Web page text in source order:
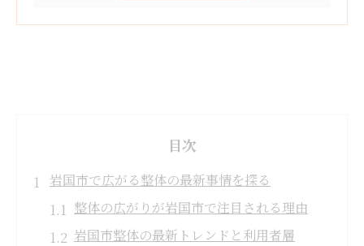
目次
岩国市で広がる整体の最新事情を探る
整体の広がりが岩国市で注目される理由
岩国市整体の最新トレンドと利用者層